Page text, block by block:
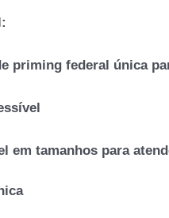
priming federal única
em tamanhos para